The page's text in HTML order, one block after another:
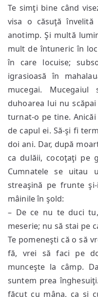
Te simţi bine când
visa o căsuţă
anotimp. Şi multă
mult de întuneric în
în care locuise;
igrasioasă în
mucegai.
duhoarea lui nu
turnat-o pe tine.
de capul ei. Să-şi fi
doi ani. Dar, după
ca dulăii, cocoţaţi pe
Cumnatele se uitau
streaşină pe frunte
mâinile în şold:
– De ce nu te duci
meserie; nu să stai pe
Te pomeneşti că o să
fă, vrei să faci pe
munceşte la câmp.
suntem prea
făcut cu mâna, ca şi